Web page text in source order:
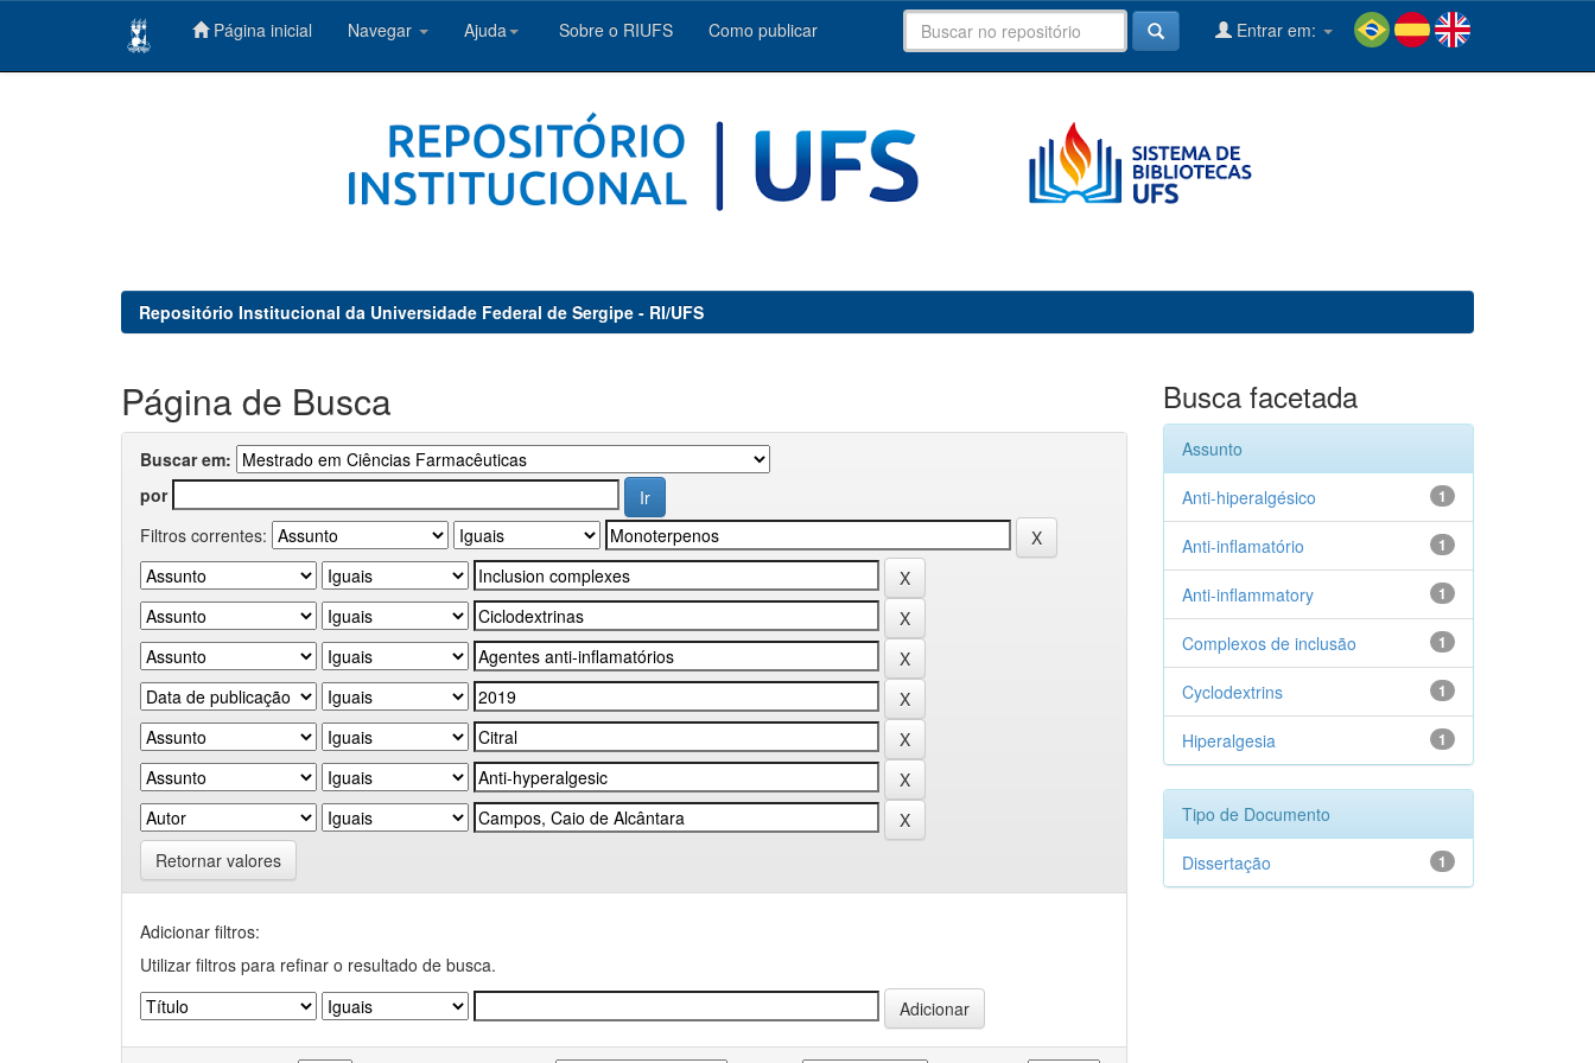
Página inicial Navegar Ajuda Sobre o RIUFS Como publicar Entrar em:
Repositório Institucional da Universidade Federal de Sergipe - RI/UFS
Página de Busca
Buscar em:
por
Filtros correntes:
Retornar valores
Adicionar filtros:
Utilizar filtros para refinar o resultado de busca.
Busca facetada
Assunto
1
Anti-hiperalgésico
1
Anti-inflamatório
1
Anti-inflammatory
1
Complexos de inclusão
1
Cyclodextrins
1
Hiperalgesia
Tipo de Documento
1
Dissertação